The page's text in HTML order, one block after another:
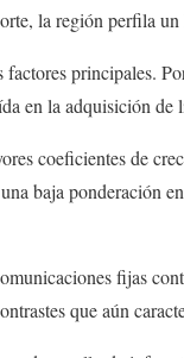
la región perfila
principales.
en la adquisición de
coeficientes de
baja ponderación
fijas
que aún